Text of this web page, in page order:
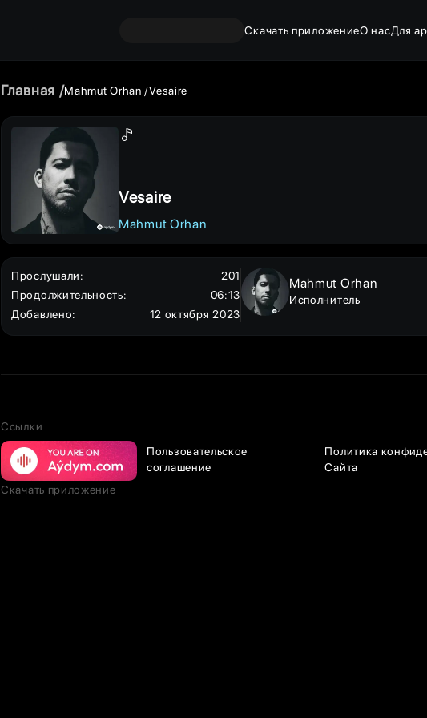
Скачать приложениеО насДля
Главная Mahmut Orhan Vesaire
Vesaire
Mahmut Orhan
Прослушали:
201
Продолжительность:
06:13
Добавлено: 12 октября 2023
Mahmut Orhan
Исполнитель
Ссылки
Пользовательское
соглашение
Политика
Сайта
Скачать приложение